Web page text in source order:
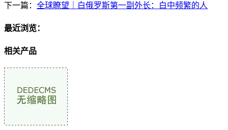
下一篇： 全球瞭望｜白俄罗斯第一副外长：白中频繁的人
最近浏览：
相关产品